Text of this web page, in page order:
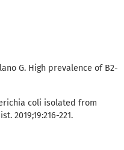
G. High prevalence of B2-
coli isolated from
2019;19:216-221.